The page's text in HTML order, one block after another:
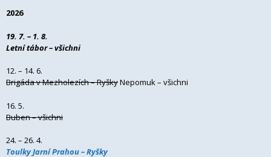
2026
19. 7. – 1. 8.
Letní tábor – všichni
12. – 14. 6.
Brigáda v Mezholezích – RyškyNepomuk – všichni
16. 5.
Buben – všichni
24. – 26. 4.
Toulky Jarní Prahou – Ryšky